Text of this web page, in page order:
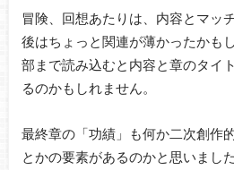
冒険、回想あたりは、内容とマッ
後はちょっと関連が薄かったかも
部まで読み込むと内容と章のタイ
るのかもしれません。
最終章の「功績」も何か二次創作
とかの要素があるのかと思いまし